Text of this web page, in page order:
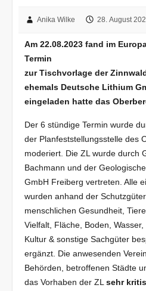
Anika Wilke 28. August
Am 22.08.2023 fand im
Termin
zur Tischvorlage der
ehemals Deutsche Lithium
eingeladen hatte das
Der 6 stündige Termin wurde
der Planfeststellungsstelle des
moderiert. Die ZL wurde durch
Bachmann und der
GmbH Freiberg vertreten. Alle
wurden anhand der
menschlichen Gesundheit,
Vielfalt, Fläche, Boden,
Kultur & sonstige Sachgüter
ergänzt. Die anwesenden
Behörden, betroffenen Städte
das Vorhaben der ZLsehr